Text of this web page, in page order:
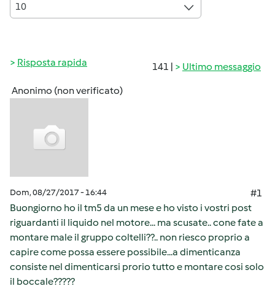
10
141 | Ultimo messaggio
Risposta rapida
Anonimo (non verificato)
Dom, 08/27/2017 - 16:44
#1
Buongiorno ho il tm5 da un mese e ho visto i vostri post
riguardanti il liquido nel motore... ma scusate.. cone fate a
montare male il gruppo coltelli??.. non riesco proprio a
capire come possa essere possibile...a dimenticanza
consiste nel dimenticarsi prorio tutto e montare cosi solo
il boccale?????